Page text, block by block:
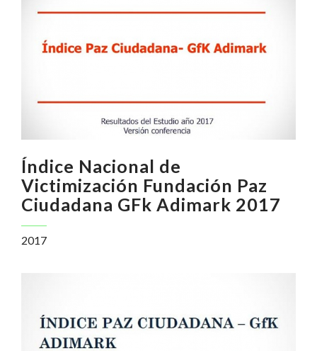
Índice Nacional de
Victimización Fundación Paz
Ciudadana GFk Adimark 2017
2017